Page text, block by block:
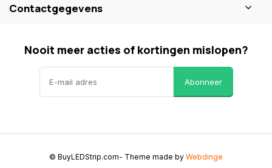
Contactgegevens
Nooit meer acties of kortingen mislopen?
Abonneer
© BuyLEDStrip.com- Theme made by Webdinge